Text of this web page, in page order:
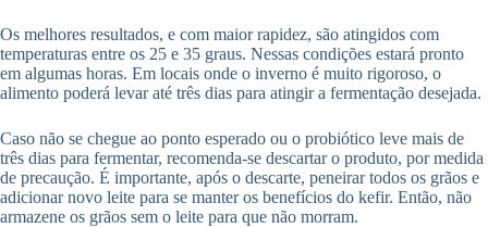
Os melhores resultados, e com maior rapidez, são atingidos com
temperaturas entre os 25 e 35 graus. Nessas condições estará pronto
em algumas horas. Em locais onde o inverno é muito rigoroso, o
alimento poderá levar até três dias para atingir a fermentação desejada.
Caso não se chegue ao ponto esperado ou o probiótico leve mais de
três dias para fermentar, recomenda-se descartar o produto, por medida
de precaução. É importante, após o descarte, peneirar todos os grãos e
adicionar novo leite para se manter os benefícios do kefir. Então, não
armazene os grãos sem o leite para que não morram.